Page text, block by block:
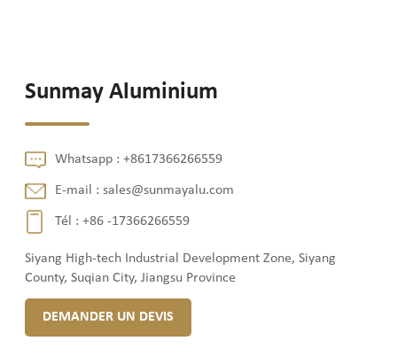
Sunmay Aluminium
Whatsapp :+8617366266559
E-mail :sales@sunmayalu.com
Tél :+86 -17366266559
Siyang High-tech Industrial Development Zone, Siyang
County, Suqian City, Jiangsu Province
DEMANDER UN DEVIS